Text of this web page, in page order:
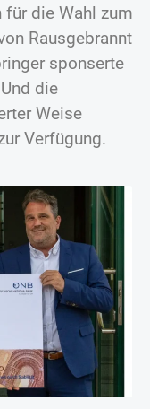
für die Wahl zum
Rausgebrannt
sponserte
die
Weise
Verfügung.